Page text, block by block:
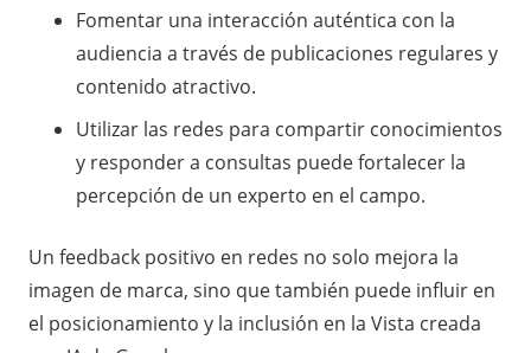
Fomentar una interacción auténtica con la
audiencia a través de publicaciones regulares y
contenido atractivo.
Utilizar las redes para compartir conocimientos
y responder a consultas puede fortalecer la
percepción de un experto en el campo.
Un feedback positivo en redes no solo mejora la
imagen de marca, sino que también puede influir en
el posicionamiento y la inclusión en la Vista creada